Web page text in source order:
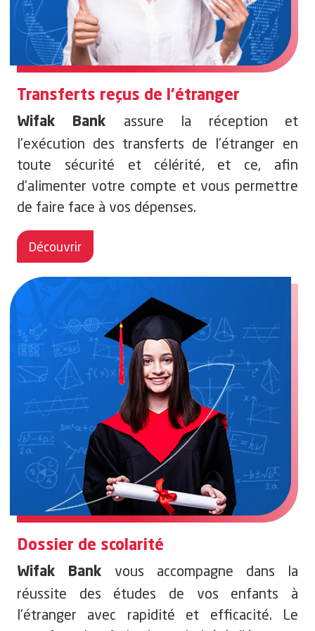
Transferts reçus de l’étranger
Wifak Bank
assure la réception et
l’exécution des transferts de l’étranger en
toute sécurité et célérité, et ce, afin
d’alimenter votre compte et vous permettre
de faire face à vos dépenses.
Découvrir
Dossier de scolarité
Wifak Bank
vous accompagne dans la
réussite des études de vos enfants à
l’étranger avec rapidité et efficacité. Le